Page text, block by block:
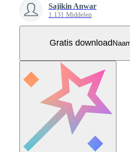
Sajikin Anwar
1.131 Middelen
Gratis download